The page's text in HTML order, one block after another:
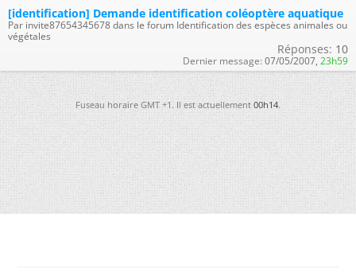
[identification] Demande identification coléoptère aquatique
Par invite87654345678 dans le forum Identification des espèces animales ou
végétales
Réponses: 10
Dernier message: 07/05/2007, 23h59
Fuseau horaire GMT +1. Il est actuellement00h14.